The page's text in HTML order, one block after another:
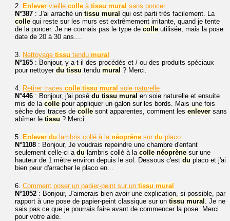
2. Enlever vieille colle à tissu mural sans poncer
N°387 : J'ai arraché un tissu mural qui est parti très facilement. La
colle qui reste sur les murs est extrêmement irritante, quand je tente
de la poncer. Je ne connais pas le type de colle utilisée, mais la pose
date de 20 à 30 ans....
3. Nettoyage tissu tendu mural
N°165 : Bonjour, y a-t-il des procédés et / ou des produits spéciaux
pour nettoyer du tissu tendu mural ? Merci.
4. Retirer traces colle tissu mural soie naturelle
N°446 : Bonjour, j'ai posé du tissu mural en soie naturelle et ensuite
mis de la colle pour appliquer un galon sur les bords. Mais une fois
sèche des traces de colle sont apparentes, comment les enlever sans
abîmer le tissu ? Merci...
5. Enlever du lambris collé à la néoprène sur du placo
N°1108 : Bonjour, Je voudrais repeindre une chambre d'enfant
seulement celle-ci a du lambris collé à la colle néoprène sur une
hauteur de 1 mètre environ depuis le sol. Dessous c'est du placo et j'ai
bien peur d'arracher le placo en...
6. Comment poser un papier-peint sur un tissu mural
N°1052 : Bonjour, J'aimerais bien avoir une explication, si possible, par
rapport à une pose de papier-peint classique sur un tissu mural . Je ne
sais pas ce que je pourrais faire avant de commencer la pose. Merci
pour votre aide.